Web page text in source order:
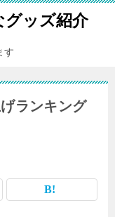
ッズ紹介
す
ランキング